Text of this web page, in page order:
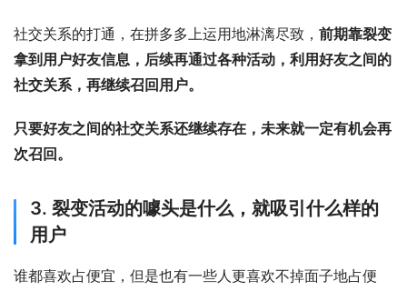
社交关系的打通，在拼多多上运用地淋漓尽致， 前期靠裂变
拿到用户好友信息，后续再通过各种活动，利用好友之间的
社交关系，再继续召回用户。
只要好友之间的社交关系还继续存在，未来就一定有机会再
次召回。
3. 裂变活动的噱头是什么，就吸引什么样的
用户
谁都喜欢占便宜，但是也有一些人更喜欢不掉面子地占便